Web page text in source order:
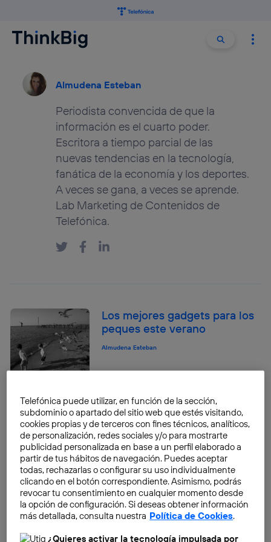
Buscar
Almudena Esteban
Periodista convencida de que la
información es el cuarto poder.
Escritora a tiempo parcial de las
nuevas tendencias en la tecnología,
fanática de la economía y los deportes.
A veces se gana, a veces se aprende.
Lab Marketing de Contenidos de
Telefónica.
Los mejores gadgets para los
peques este verano
Almudena Esteban
Las mejores apps para el
reciclaje en el hogar
Almudena Esteban
Finlandia se une a la
estrategia de expansión de las
startups españolas
Almudena Esteban
Telefónica puede utilizar, en función de la sección,
subdominio o apartado del sitio web que estés visitando,
cookies propias y de terceros con fines técnicos, analíticos,
de personalización, redes sociales y/o para mostrarte
publicidad personalizada en base a un perfil elaborado a
partir de tus hábitos de navegación. Puedes aceptar
todas, rechazarlas o configurar su uso individualmente
clicando en el botón correspondiente. Asimismo, podrás
revocar tu consentimiento en cualquier momento desde
la opción de configuración. Si deseas obtener información
más detallada, consulta nuestra Política de Cookies.
¿Quieres activar la tecnología impulsada por